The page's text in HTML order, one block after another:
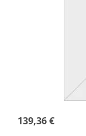
139,36 €